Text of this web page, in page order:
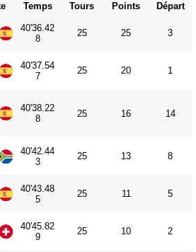
Temps Tours Points Départ
40'36.42
8
25 25 3
40'37.54
7
25 20 1
40'38.22
8
25 16 14
40'42.44
3
25 13 8
40'43.48
5
25 11 5
40'45.82
9
25 10 2